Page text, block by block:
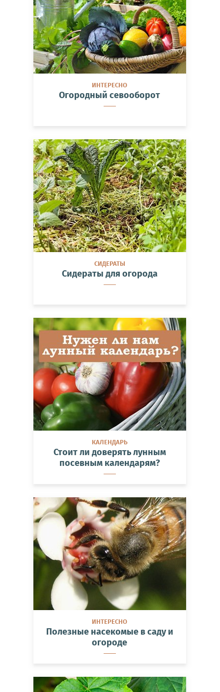
ИНТЕРЕСНО
Огородный севооборот
СИДЕРАТЫ
Сидераты для огорода
КАЛЕНДАРЬ
Стоит ли доверять лунным
посевным календарям?
ИНТЕРЕСНО
Полезные насекомые в саду и
огороде